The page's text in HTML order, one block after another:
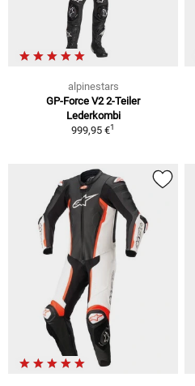
alpinestars
GP-Force V2 2-Teiler
Lederkombi
999,95 €1